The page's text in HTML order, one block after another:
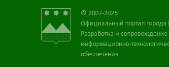
© 2007-2026
Официальный портал города
Разработка и сопровождение
информационно-
обеспечения